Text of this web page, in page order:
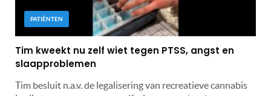
PATIËNTEN
Tim kweekt nu zelf wiet tegen PTSS, angst en
slaapproblemen
Tim besluit n.a.v. de legalisering van recreatieve cannabis